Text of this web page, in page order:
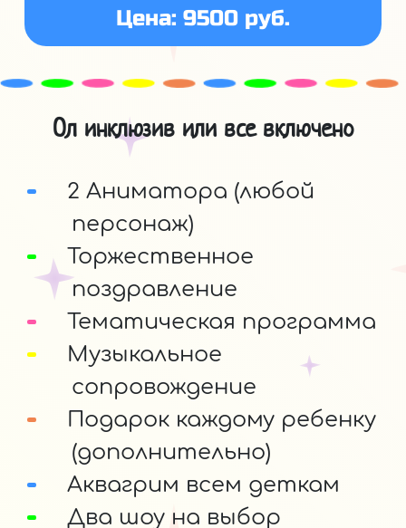
Цена: 9500 руб.
Ол инклюзив или все включено
2 Аниматора (любой
персонаж)
Торжественное
поздравление
Тематическая программа
Музыкальное
сопровождение
Подарок каждому ребенку
(дополнительно)
Аквагрим всем деткам
Два шоу на выбор